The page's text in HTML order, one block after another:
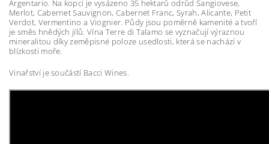
Argentario. Na kopci je vysázeno 35 hektarů odrůd Sangiovese,
Merlot, Cabernet Sauvignon, Cabernet Franc, Syrah, Alicante, Petit
Verdot, Vermentino a Viognier. Půdy jsou poměrně kamenité a tvoří
je směs hnědých jílů. Vína Terre di Talamo se vyznačují výraznou
mineralitou díky zeměpisné poloze usedlosti, která se nachází v
blízkosti moře.
Vinařství je součástí Bacci Wines.